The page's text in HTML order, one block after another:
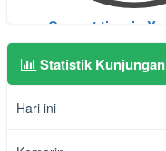
Statistik Kunjungan
Hari ini